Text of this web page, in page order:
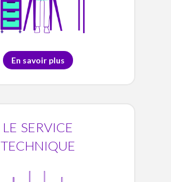
En savoir plus
le service
technique